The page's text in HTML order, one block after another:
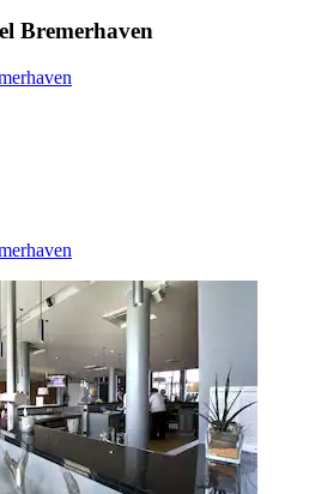
Bremerhaven